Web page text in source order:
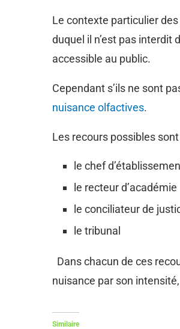
Le contexte particulier
duquel il n’est pas interdit
accessible au public.
Cependant s’ils ne sont
nuisance olfactives.
Les recours possibles
le chef
le recteur d’académie
le conciliateur de
le tribunal
Dans chacun de ces
nuisance par son
Similaire